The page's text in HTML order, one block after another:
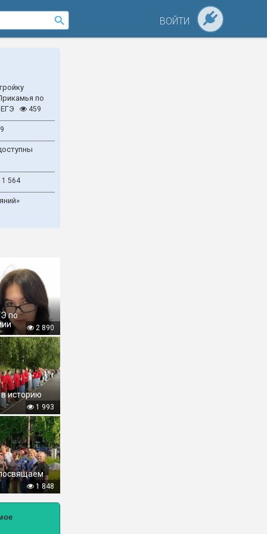
ВОЙТИ
по
459
1 564
по
2 890
историю
1 993
1 848